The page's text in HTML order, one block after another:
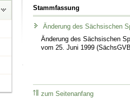
Stammfassung
Änderung des Sächsischen
Änderung des Sächsischen
vom 25. Juni 1999
zum Seitenanfang